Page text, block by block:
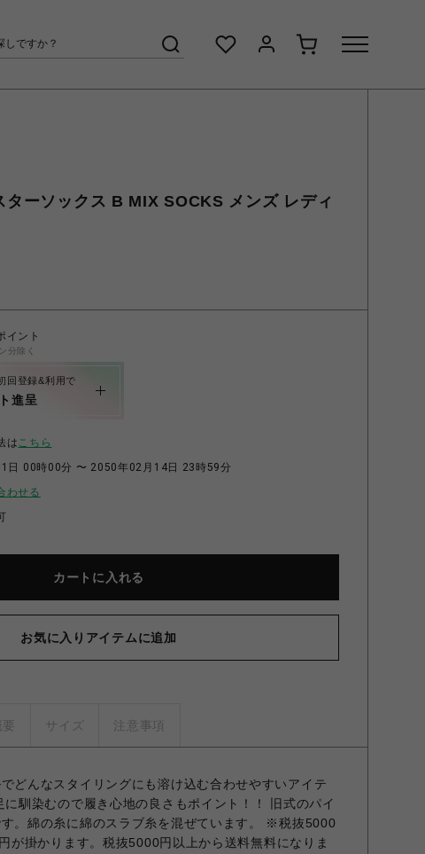
ターソックス B MIX SOCKS メンズ レディ
イント
分除く
回登録&利用で
進呈
はこちら
日 00時00分 〜 2050年02月14日 23時59分
わせる
カートに入れる
お気に入りアイテムに追加
サイズ 注意事項
どんなスタイリングにも溶け込む合わせやすいアイテ
に馴染むので履き心地の良さもポイント！！ 旧式のパイ
。綿の糸に綿のスラブ糸を混ぜています。 ※税抜5000
が掛かります。税抜5000円以上から送料無料になりま